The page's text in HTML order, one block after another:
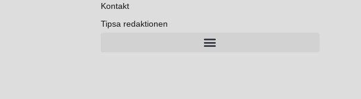
Kontakt
Tipsa redaktionen